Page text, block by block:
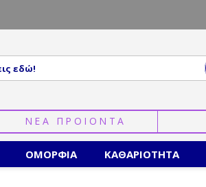
ΝΕΑ ΠΡΟΙΟΝΤΑ
ΟΜΟΡΦΙΑ ΚΑΘΑΡΙΟΤΗΤΑ